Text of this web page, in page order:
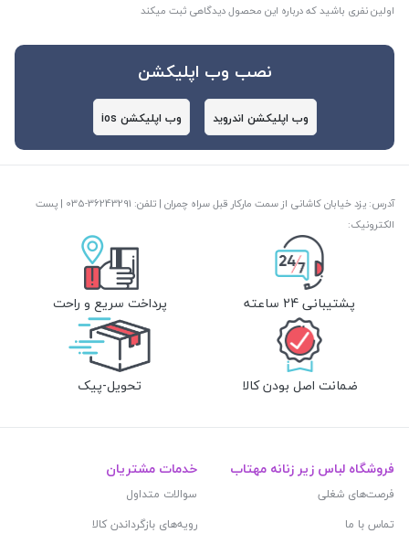
اولین نفری باشید که درباره این محصول دیدگاهی ثبت میکند
نصب وب اپلیکشن
وب اپلیکشن اندروید وب اپلیکشن ios
آدرس: یزد خیابان کاشانی از سمت مارکار قبل سراه چمران | تلفن: ‎035-36243291 | پست
الکترونیک:
پشتیبانی 24 ساعته پرداخت سریع و راحت
ضمانت اصل بودن کالا تحویل-پیک
فروشگاه لباس زیر زنانه مهتاب
فرصت‌های شغلی
تماس با ما
خدمات مشتریان
سوالات متداول
رویه‌های بازگرداندن کالا